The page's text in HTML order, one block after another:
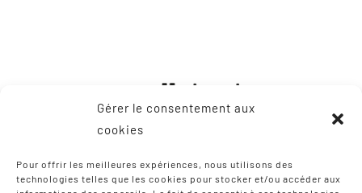
Gérer le consentement aux
cookies
Pour offrir les meilleures expériences, nous utilisons des
technologies telles que les cookies pour stocker et/ou accéder aux